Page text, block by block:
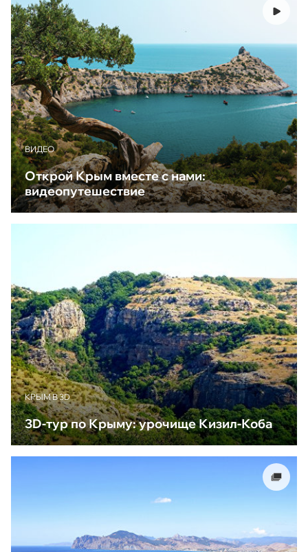
ВИДЕО
Открой Крым вместе с нами:
видеопутешествие
КРЫМ В 3D
3D-тур по Крыму: урочище Кизил-Коба